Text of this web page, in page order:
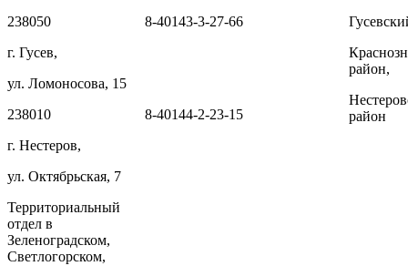
238050
г. Гусев,
ул. Ломоносова, 15
8-40143-3-27-66
район,
район
238010
г. Нестеров,
ул. Октябрьская, 7
8-40144-2-23-15
Территориальный
отдел в
Зеленоградском,
Светлогорском,